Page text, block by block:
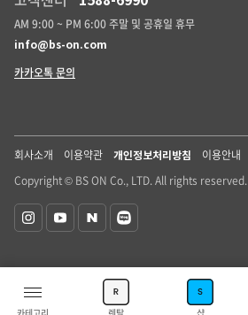
AM 9:00 ~ PM 6:00 주말 및 공휴일 휴무
info@bs-on.com
카카오톡 문의
회사소개 이용약관 개인정보처리방침 이용안내
Copyright © BS ON Co., LTD. All rights reserved.